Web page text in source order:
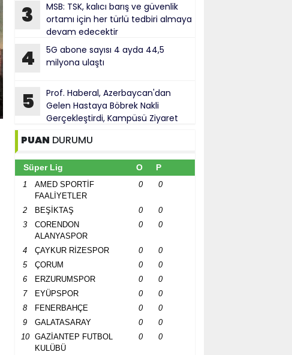
3
MSB: TSK, kalıcı barış ve güvenlik
ortamı için her türlü tedbiri almaya
devam edecektir
4
5G abone sayısı 4 ayda 44,5
milyona ulaştı
5
Prof. Haberal, Azerbaycan'dan
Gelen Hastaya Böbrek Nakli
Gerçekleştirdi, Kampüsü Ziyaret
Etti
PUAN DURUMU
Süper Lig O P
1
AMED SPORTİF
FAALİYETLER
0 0
2 BEŞİKTAŞ 0
0
3
CORENDON
ALANYASPOR
0 0
4 ÇAYKUR RİZESPOR 0
0
5
ÇORUM 0
0
6
ERZURUMSPOR 0
0
7
EYÜPSPOR 0
0
8
FENERBAHÇE 0
0
9
GALATASARAY 0
0
10
GAZİANTEP FUTBOL
KULÜBÜ
0 0